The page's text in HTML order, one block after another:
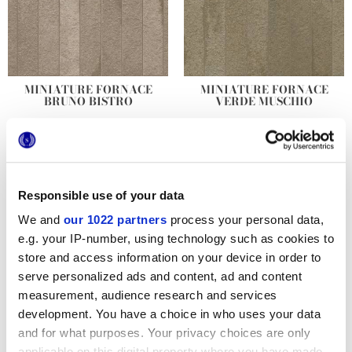
Responsible use of your data
We and our 1022 partners process your personal data,
e.g. your IP-number, using technology such as cookies to
store and access information on your device in order to
serve personalized ads and content, ad and content
measurement, audience research and services
development. You have a choice in who uses your data
and for what purposes. Your privacy choices are only
MINIATURE FORNACE
BRUNO BISTRO
MINIATURE FORNACE
VERDE MUSCHIO
Altri decori